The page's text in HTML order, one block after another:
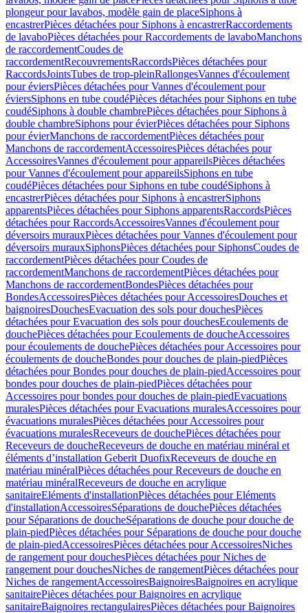
plongeur pour lavabos, modèle gain de placeSiphons à
encastrerPièces détachées pour Siphons à encastrerRaccordements
de lavaboPièces détachées pour Raccordements de lavaboManchons
de raccordementCoudes de
raccordementRecouvrementsRaccordsPièces détachées pour
RaccordsJointsTubes de trop-pleinRallongesVannes d'écoulement
pour éviersPièces détachées pour Vannes d'écoulement pour
éviersSiphons en tube coudéPièces détachées pour Siphons en tube
coudéSiphons à double chambrePièces détachées pour Siphons à
double chambreSiphons pour évierPièces détachées pour Siphons
pour évierManchons de raccordementPièces détachées pour
Manchons de raccordementAccessoiresPièces détachées pour
AccessoiresVannes d'écoulement pour appareilsPièces détachées
pour Vannes d'écoulement pour appareilsSiphons en tube
coudéPièces détachées pour Siphons en tube coudéSiphons à
encastrerPièces détachées pour Siphons à encastrerSiphons
apparentsPièces détachées pour Siphons apparentsRaccordsPièces
détachées pour RaccordsAccessoiresVannes d'écoulement pour
déversoirs murauxPièces détachées pour Vannes d'écoulement pour
déversoirs murauxSiphonsPièces détachées pour SiphonsCoudes de
raccordementPièces détachées pour Coudes de
raccordementManchons de raccordementPièces détachées pour
Manchons de raccordementBondesPièces détachées pour
BondesAccessoiresPièces détachées pour AccessoiresDouches et
baignoiresDouchesEvacuation des sols pour douchesPièces
détachées pour Evacuation des sols pour douchesEcoulements de
douchePièces détachées pour Ecoulements de doucheAccessoires
pour écoulements de douchePièces détachées pour Accessoires pour
écoulements de doucheBondes pour douches de plain-piedPièces
détachées pour Bondes pour douches de plain-piedAccessoires pour
bondes pour douches de plain-piedPièces détachées pour
Accessoires pour bondes pour douches de plain-piedEvacuations
muralesPièces détachées pour Evacuations muralesAccessoires pour
évacuations muralesPièces détachées pour Accessoires pour
évacuations muralesReceveurs de douchePièces détachées pour
Receveurs de doucheReceveurs de douche en matériau minéral et
éléments d’installation Geberit DuofixReceveurs de douche en
matériau minéralPièces détachées pour Receveurs de douche en
matériau minéralReceveurs de douche en acrylique
sanitaireEléments d'installationPièces détachées pour Eléments
d'installationAccessoiresSéparations de douchePièces détachées
pour Séparations de doucheSéparations de douche pour douche de
plain-piedPièces détachées pour Séparations de douche pour douche
de plain-piedAccessoiresPièces détachées pour AccessoiresNiches
de rangement pour douchesPièces détachées pour Niches de
rangement pour douchesNiches de rangementPièces détachées pour
Niches de rangementAccessoiresBaignoiresBaignoires en acrylique
sanitairePièces détachées pour Baignoires en acrylique
sanitaireBaignoires rectangulairesPièces détachées pour Baignoires